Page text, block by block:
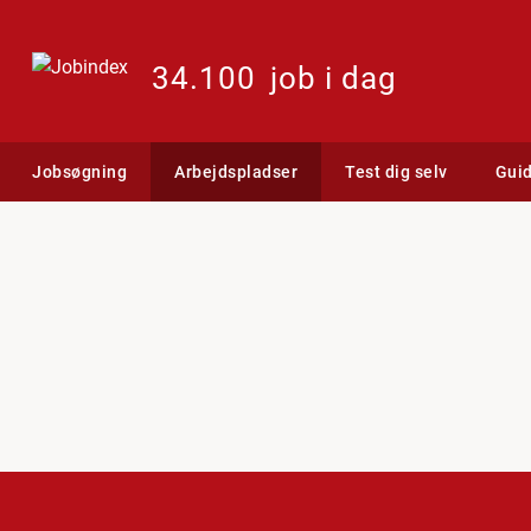
34.100 job i dag
Jobsøgning Arbejdspladser Test dig selv